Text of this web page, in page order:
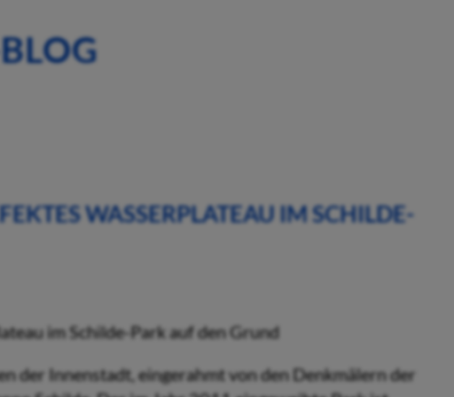
WASSERPLATEAU IM SCHILDE-
der Innenstadt, eingerahmt von den Denkmälern der